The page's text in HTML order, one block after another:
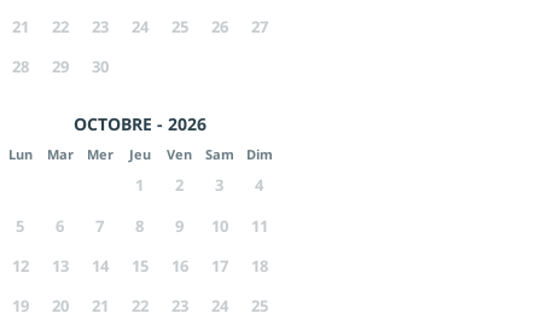
21
22 23 24 25 26
27
28
29 30
OCTOBRE - 2026
Lun Mar Mer Jeu Ven Sam Dim
1 2 3
4
5
6 7 8 9 10
11
12
13 14 15 16 17
18
19
20 21 22 23 24 25